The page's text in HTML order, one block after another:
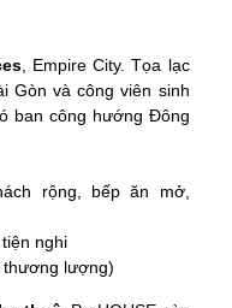
, Empire City. Tọa lạc
Gòn và công viên sinh
ban công hướng Đông
rộng, bếp ăn mở,
nghi
thương lượng)